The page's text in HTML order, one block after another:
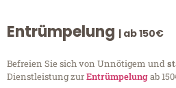
Entrümpelung | ab 150€
Befreien Sie sich von Unnötigem und
Dienstleistung zurEntrümpelungab